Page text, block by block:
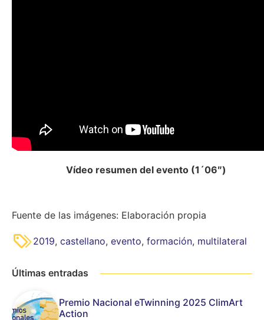
Vídeo resumen del evento (1´06″)
Fuente de las imágenes: Elaboración propia
2019, castellano, evento, formación, multilateral
Últimas entradas
Premio Nacional eTwinning 2025 ClimArt
Action